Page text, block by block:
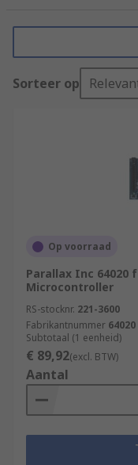
Sorteer op
Op voorraad
Parallax Inc 64020
Microcontroller
RS-stocknr. 221-3600
Fabrikantnummer 64020
Subtotaal (1 eenheid)
€ 89,92(excl. BTW)
Aantal